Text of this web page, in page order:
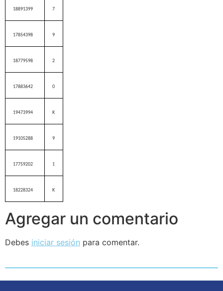
18891399 7
17854398 9
18779598 2
17883642 0
19473994 K
19105288 9
17759202 1
18228324 K
Agregar un comentario
Debes iniciar sesión para comentar.